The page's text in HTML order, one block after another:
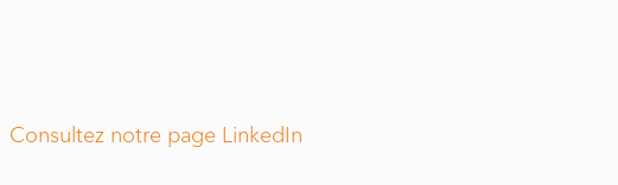
Consultez notre page LinkedIn